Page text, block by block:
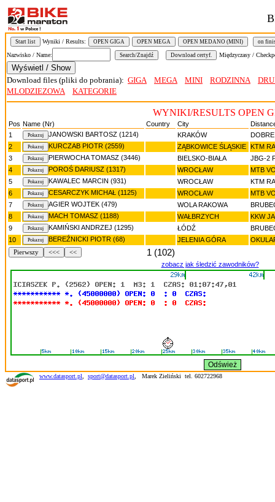
Start list Wyniki / Results: OPEN GIGA OPEN MEGA OPEN MEDANO (MINI) on
Nazwisko / Name: Międzyczasy /
Download files (pliki do pobrania): GIGA MEGA MINI RODZINNA
MLODZIEZOWA
KATEGORIE
WYNIKI/RESULTS OPEN
Pos Name (Nr) Country City
1
JANOWSKI BARTOSZ (1214) KRAKÓW
2
KURCZAB PIOTR (2559) ZĄBKOWICE ŚLĄSKIE KTM
3
PIERWOCHA TOMASZ (3446) BIELSKO-BIAŁA
JBG-2
4
POROŚ DARIUSZ (1317) WROCŁAW
MTB
5
KAWALEC MARCIN (931) WROCŁAW
KTM
6
CESARCZYK MICHAŁ (1125) WROCŁAW
MTB
7
AGIER WOJTEK (479) WOLA RAKOWA
8
MACH TOMASZ (1188) WAŁBRZYCH
KKW
9
KAMIŃSKI ANDRZEJ (1295) ŁÓDŹ
10
BEREŹNICKI PIOTR (68) JELENIA GÓRA
Pierwszy <<< << 1 (102)
zobacz jak śledzić zawodników?
www.datasport.pl sport@datasport.pl Marek Zieliński tel. 602722968